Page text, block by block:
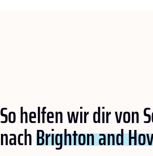
So helfen wir dir von
nachBrighton and